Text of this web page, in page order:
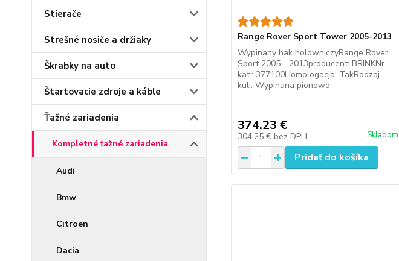
Stierače
Strešné nosiče a držiaky
Škrabky na auto
Štartovacie zdroje a káble
Ťažné zariadenia
Kompletné ťažné zariadenia
Audi
Bmw
Citroen
Dacia
Range Rover Sport Tower 2005-2013
Wypinany hak holowniczyRange Rover
Sport 2005 - 2013producent: BRINKNr
kat.: 377100Homologacja: TakRodzaj
kuli: Wypinana pionowo
374,23 €
304,25 € bez DPH Skladom
Pridať do košíka